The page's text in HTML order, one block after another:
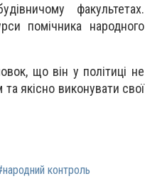
факультетах.
помічника народного
що він у політиці не
якісно виконувати свої
контроль